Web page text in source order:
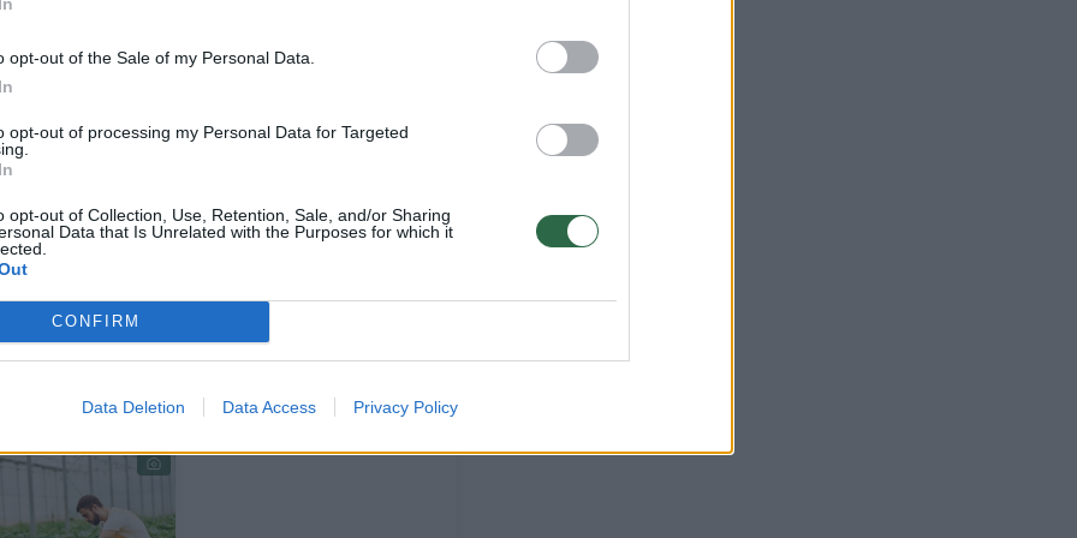
opt-out of the Sale of my Personal Data.
opt-out of processing my Personal Data for Targeted
opt-out of Collection, Use, Retention, Sale, and/or Sharing
Data that Is Unrelated with the Purposes for which it
CONFIRM
Data Deletion Data Access Privacy Policy
rūšinės sudėties. Įveisimo
Eur už 1 ha. 12 metų mokamos
ir ugdymo išmokos dydis
1 ha“, – aiškino Žemės ūkio ministerijos
vyriausioji specialistė Rūta